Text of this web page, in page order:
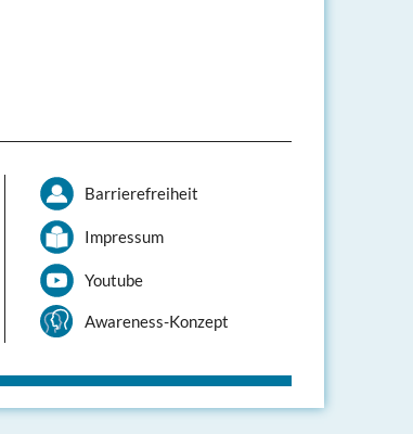
Barrierefreiheit
Impressum
Youtube
Awareness-Konzept